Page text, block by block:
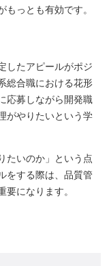
っとも有効です。
したアピールがポジ
総合職における花形
応募しながら開発職
がやりたいという学
たいのか」という点
をする際は、品質管
になります。